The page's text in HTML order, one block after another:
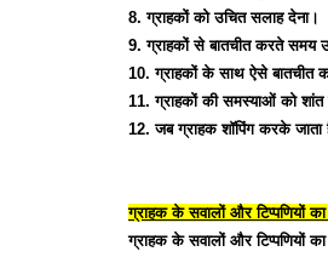
8. ग्राहकों को उचित सलाह देना।
9. ग्राहकों से बातचीत करते समय
10. ग्राहकों के साथ ऐसे बातचीत
11. ग्राहकों की समस्याओं को
12. जब ग्राहक शॉपिंग करके
ग्राहक के सवालों और
ग्राहक के सवालों और टिप्पणियों